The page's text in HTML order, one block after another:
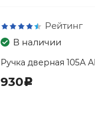
Рейтинг
В наличии
Ручка дверная 105А
930c